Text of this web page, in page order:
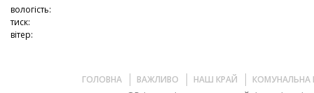
вологість:
тиск:
вітер:
ГОЛОВНА ВАЖЛИВО НАШ КРАЙ
КОМУНАЛЬНА